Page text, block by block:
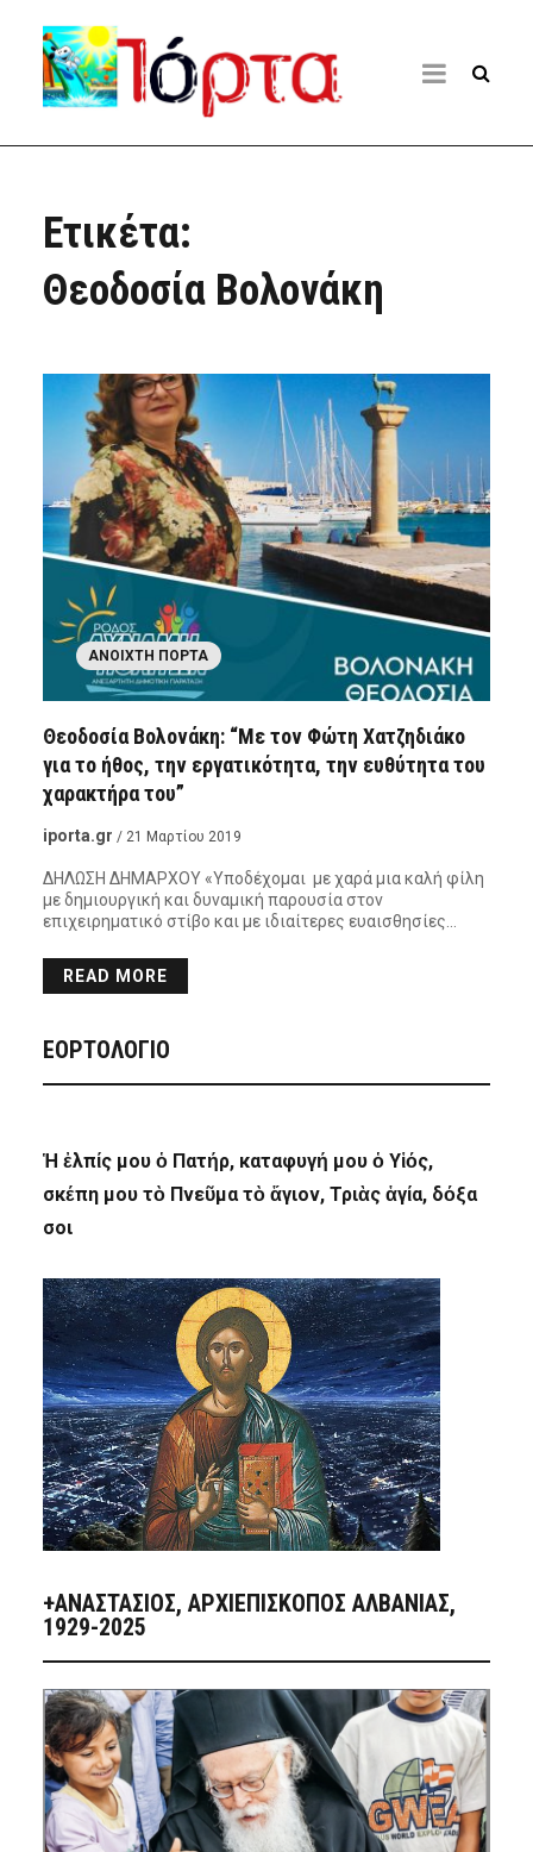
Ετικέτα:
Θεοδοσία Βολονάκη
ΑΝΟΙΧΤΉ ΠΌΡΤΑ
Θεοδοσία Βολονάκη: “Με τον Φώτη Χατζηδιάκο
για το ήθος, την εργατικότητα, την ευθύτητα του
χαρακτήρα του”
iporta.gr / 21 Μαρτίου 2019
ΔΗΛΩΣΗ ΔΗΜΑΡΧΟΥ «Υποδέχομαι με χαρά μια καλή φίλη
με δημιουργική και δυναμική παρουσία στον
επιχειρηματικό στίβο και με ιδιαίτερες ευαισθησίες…
READ MORE
ΕΟΡΤΟΛΟΓΙΟ
Ἡ ἐλπίς μου ὁ Πατήρ, καταφυγή μου ὁ Υἱός,
σκέπη μου τὸ Πνεῦμα τὸ ἅγιον, Τριὰς ἁγία, δόξα
σοι
+ΑΝΑΣΤΆΣΙΟΣ, ΑΡΧΙΕΠΊΣΚΟΠΟΣ ΑΛΒΑΝΊΑΣ,
1929-2025